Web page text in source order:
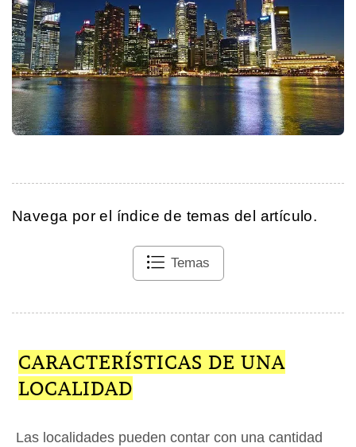
Navega por el índice de temas del artículo.
Temas
CARACTERÍSTICAS DE UNA
LOCALIDAD
Las localidades pueden contar con una cantidad